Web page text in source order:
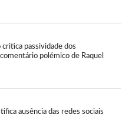
passividade dos
polémico de Raquel
ausência das redes sociais